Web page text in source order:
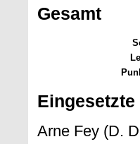
Gesamt
Arne Fey (D.